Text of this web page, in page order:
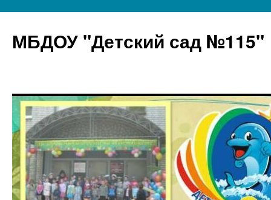
МБДОУ "Детский сад №115"